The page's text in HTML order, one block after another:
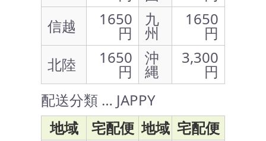
信越
1650
円
九
州
1650
円
北陸
1650
円
沖
縄
3,300
円
配送分類 … JAPPY
地域
宅配便 地域 宅配便